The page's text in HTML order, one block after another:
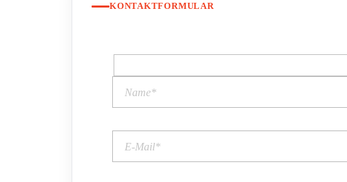
KONTAKTFORMULAR